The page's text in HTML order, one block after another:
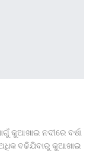
କୁଆଖାଇ ନଦୀରେ ବର୍ଷା
ବଢିଯିବାରୁ କୁଆଖାଇ